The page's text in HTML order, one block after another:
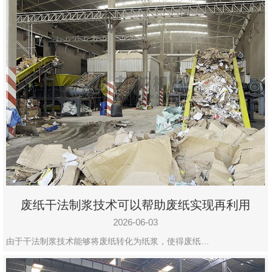
废纸干法制浆技术可以帮助废纸实现再利用
2026-06-03
由于干法制浆技术能够将废纸转化为纸浆，使得废纸…